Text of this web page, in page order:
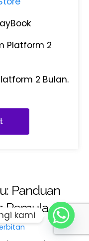
Platform 2
2 Bulan.
Panduan
Pemula
Back
To
Top
kami